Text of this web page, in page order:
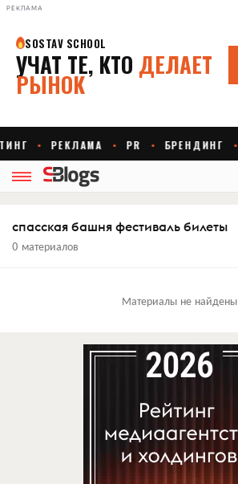
РЕКЛАМА
спасская башня фестиваль билеты
0 материалов
Материалы не найдены